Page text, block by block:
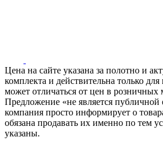
Цена на сайте указана за полотно и
комплекта и действительна только
может отличаться от цен в розничных
Предложение «не является публичной
компания просто информирует о
обязана продавать их именно по тем
указаны.